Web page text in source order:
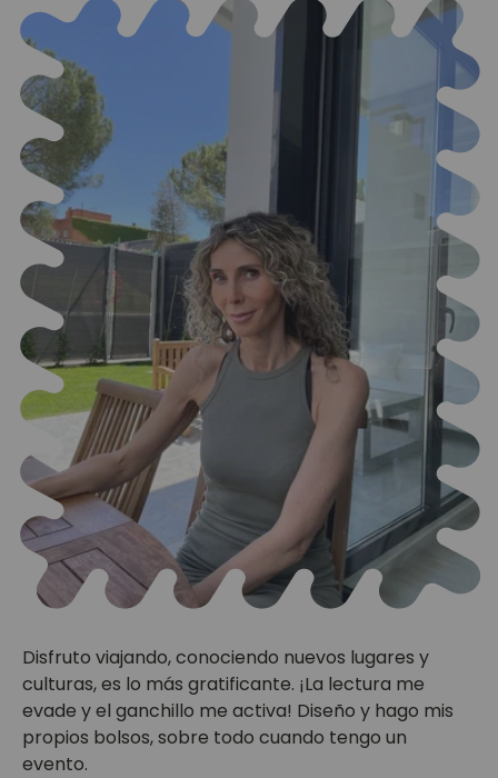
Disfruto viajando, conociendo nuevos lugares y
culturas, es lo más gratificante. ¡La lectura me
evade y el ganchillo me activa! Diseño y hago mis
propios bolsos, sobre todo cuando tengo un
evento.